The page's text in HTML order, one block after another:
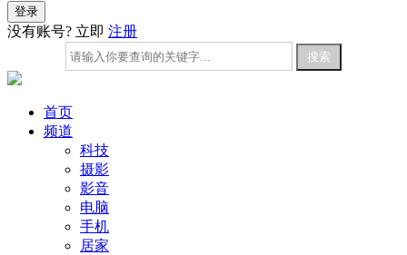
没有账号? 立即 注册
首页
频道
科技
摄影
影音
电脑
手机
居家